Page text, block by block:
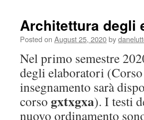
Architettura degli
Posted on August 25, 2020by
Nel primo semestre
degli elaboratori
insegnamento sarà
corso gxtxgxa). I testi
nuovo ordinamento